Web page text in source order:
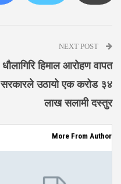
NEXT POST
धौलागिरि हिमाल आरोहण वापत
सरकारले उठायो एक करोड ३४
लाख सलामी दस्तुर
More From Author